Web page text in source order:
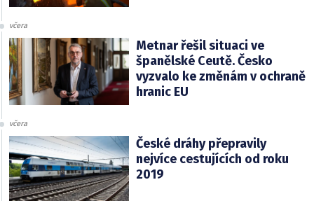
včera
Metnar řešil situaci ve
španělské Ceutě. Česko
vyzvalo ke změnám v ochraně
hranic EU
včera
České dráhy přepravily
nejvíce cestujících od roku
2019